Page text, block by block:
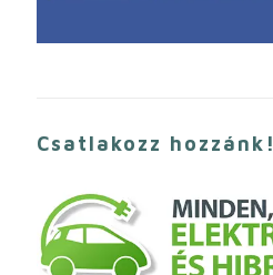
Csatlakozz hozzánk!